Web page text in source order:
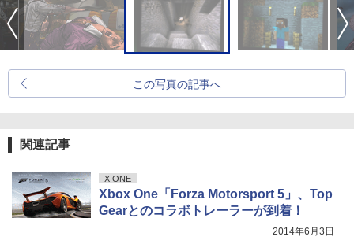
この写真の記事へ
関連記事
X ONE
Xbox One「Forza Motorsport 5」、Top
Gearとのコラボトレーラーが到着！
2014年6月3日